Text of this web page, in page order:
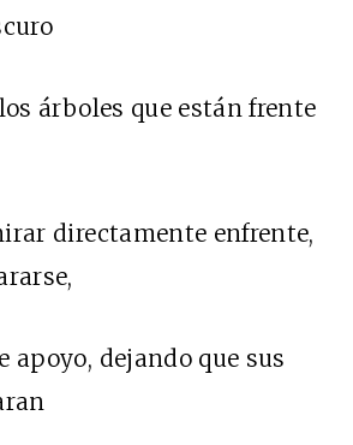
árboles que están frente
directamente enfrente,
apoyo, dejando que sus